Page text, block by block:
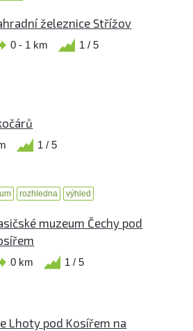
železnice Střížov
0 - 1 km 1 / 5
1 / 5
rozhledna výhled
muzeum Čechy pod
0 km 1 / 5
Lhoty pod Kosířem na